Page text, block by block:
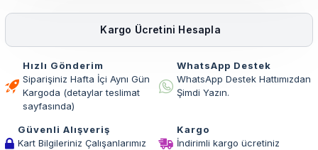
Kargo Ücretini Hesapla
Hızlı Gönderim
Siparişiniz Hafta İçi Aynı Gün
Kargoda (detaylar teslimat
sayfasında)
WhatsApp Destek
WhatsApp Destek Hattımızdan
Şimdi Yazın.
Güvenli Alışveriş
Kart Bilgileriniz Çalışanlarımız
Kargo
İndirimli kargo ücretiniz